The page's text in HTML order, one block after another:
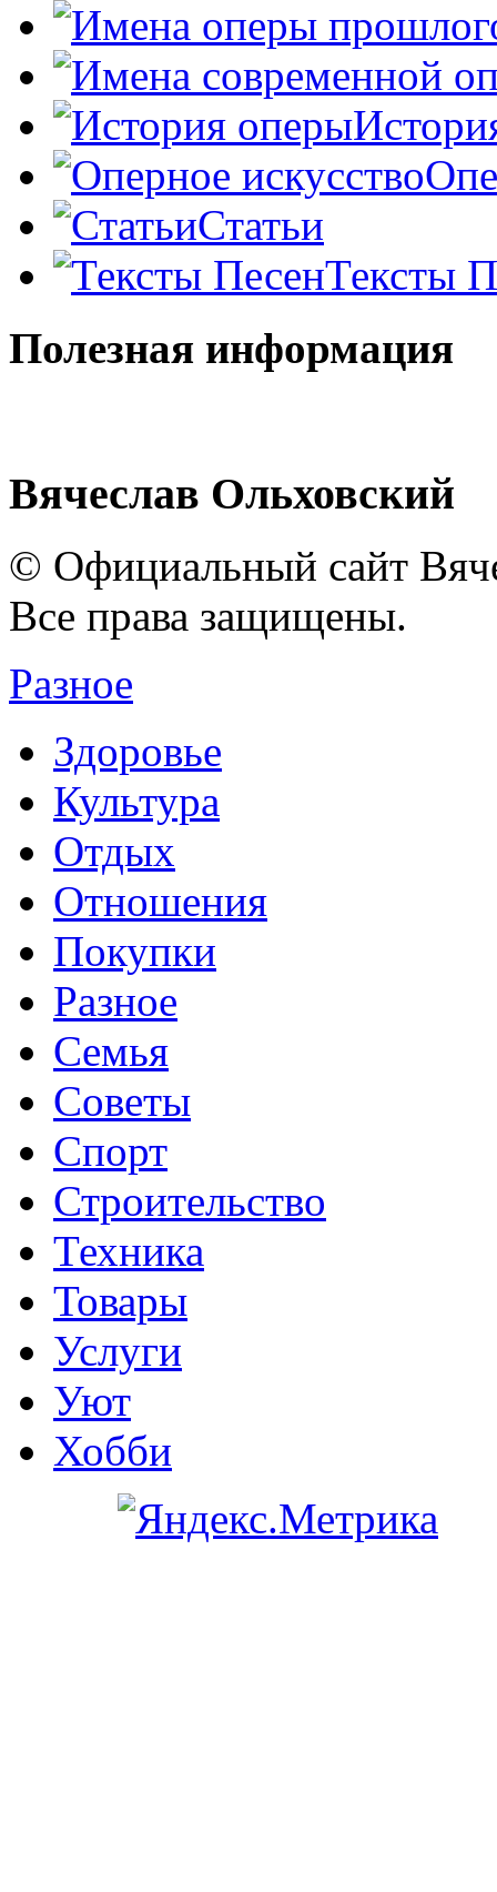
Статьи
Тексты
Полезная информация
Вячеслав Ольховский
© Официальный сайт
Все права защищены.
Разное
Здоровье
Культура
Отдых
Отношения
Покупки
Разное
Семья
Советы
Спорт
Строительство
Техника
Товары
Услуги
Уют
Хобби